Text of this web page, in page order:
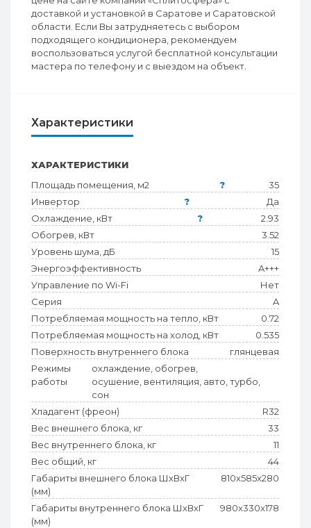
доставкой и установкой в Саратове и Саратовской
области. Если Вы затрудняетесь с выбором
подходящего кондиционера, рекомендуем
воспользоваться услугой бесплатной консультации
мастера по телефону и с выездом на объект.
Характеристики
ХАРАКТЕРИСТИКИ
Площадь помещения, м2
?
35
Инвертор
?
Да
Охлаждение, кВт
?
2.93
Обогрев, кВт
3.52
Уровень шума, дБ
15
Энергоэффективность
A+++
Управление по Wi-Fi
Нет
Серия
A
Потребляемая мощность на тепло, кВт
0.72
Потребляемая мощность на холод, кВт
0.535
Поверхность внутреннего блока
глянцевая
Режимы
работы
охлаждение, обогрев,
осушение, вентиляция, авто, турбо,
сон
Хладагент (фреон)
R32
Вес внешнего блока, кг
33
Вес внутреннего блока, кг
11
Вес общий, кг
44
Габариты внешнего блока ШхВхГ
(мм)
810x585x280
Габариты внутреннего блока ШхВхГ
(мм)
980x330x178